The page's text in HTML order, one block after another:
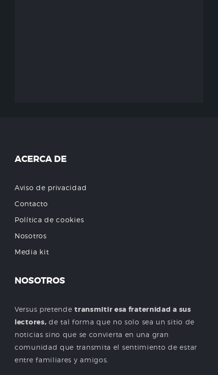
ACERCA DE
Aviso de privacidad
Contacto
Política de cookies
Nosotros
Media kit
NOSOTROS
Versus pretendetransmitir esa fraternidad a sus
lectores, de tal forma que no solo sea un sitio de
noticias sino que se convierta en una gran
comunidad que transmita el sentimiento de estar
entre familiares y amigos.